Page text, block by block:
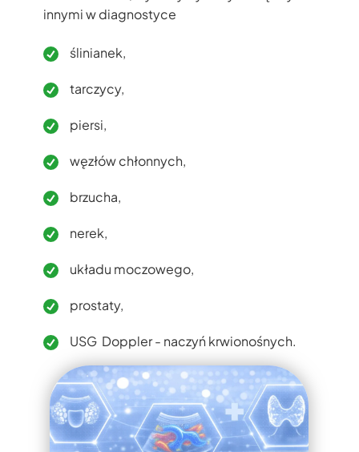
innymi w diagnostyce
ślinianek,
tarczycy,
piersi,
węzłów chłonnych,
brzucha,
nerek,
układu moczowego,
prostaty,
USG Doppler - naczyń krwionośnych.